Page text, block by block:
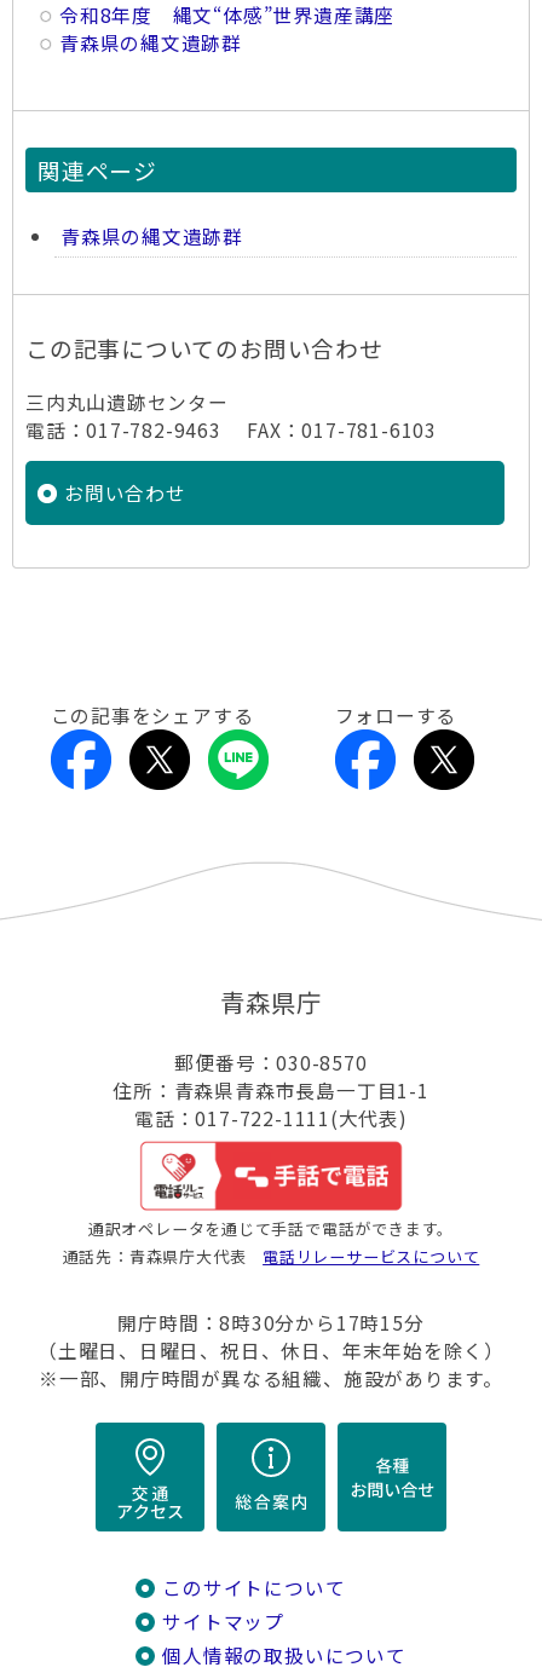
令和8年度 縄­文“体感”­世界遺産講­座
青森県の縄文遺跡群
関連ページ
青森県の縄文遺跡群
この記事についてのお問い合わせ
三内丸山遺跡センター
電話：017-782-9463 FAX：017-781-6103
お問い合わせ
この記事をシェアする フォローする
青森県庁
郵便番号：030-8570
住所：青森県青森市長島一丁目1-1
電話：017-722-1111(大代表)
通訳オペレータを通じて手話で電話ができます。
通話先：青森県庁大代表 電話リレーサービスについて
開庁時間：8時30分から17時15分
（土曜日、日曜日、祝日、休日、年末年始を除く）
※一部、開庁時間が異なる組織、施設があります。
このサイトについて
サイトマップ
個人情報の取扱いについて